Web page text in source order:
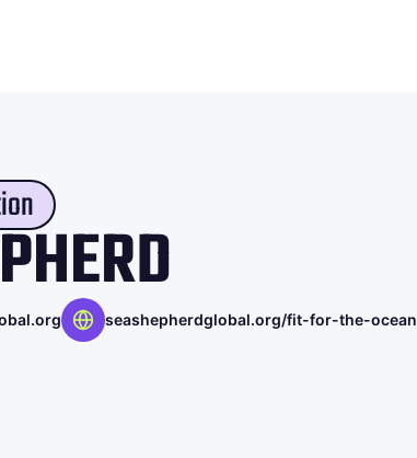
seashepherdglobal.org/fit-for-the-ocean